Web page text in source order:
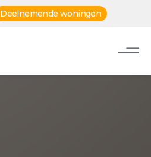
Deelnemende woningen